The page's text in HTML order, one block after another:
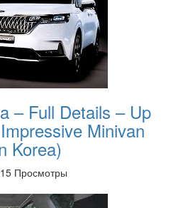
– Full Details – Up
Minivan
Korea)
Просмотры